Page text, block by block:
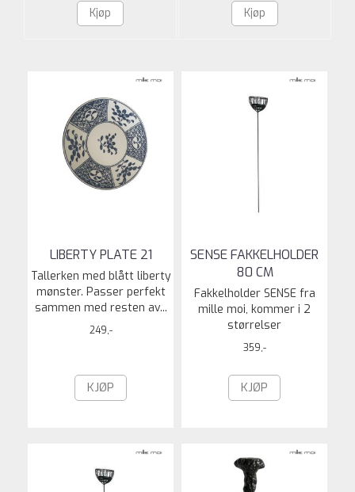
Kjøp Kjøp
LIBERTY PLATE 21
Tallerken med blått liberty
mønster. Passer perfekt
sammen med resten av...
249,-
KJØP
SENSE FAKKELHOLDER
80 CM
Fakkelholder SENSE fra
mille moi, kommer i 2
størrelser
359,-
KJØP